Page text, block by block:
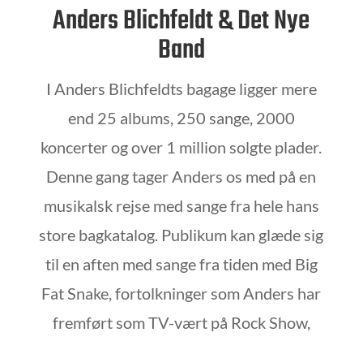
Anders Blichfeldt & Det Nye
Band
I Anders Blichfeldts bagage ligger mere
end 25 albums, 250 sange, 2000
koncerter og over 1 million solgte plader.
Denne gang tager Anders os med på en
musikalsk rejse med sange fra hele hans
store bagkatalog. Publikum kan glæde sig
til en aften med sange fra tiden med Big
Fat Snake, fortolkninger som Anders har
fremført som TV-vært på Rock Show,